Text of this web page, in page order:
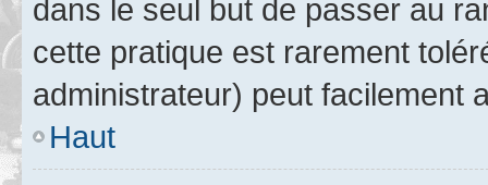
dans le seul but de passer au
cette pratique est rarement
administrateur) peut facilement
Haut